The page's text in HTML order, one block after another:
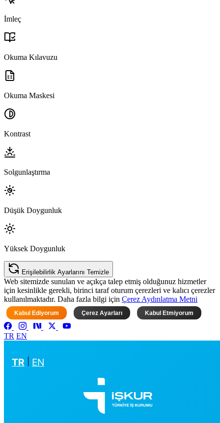
İmleç
Okuma Kılavuzu
Okuma Maskesi
Kontrast
Solgunlaştırma
Düşük Doygunluk
Yüksek Doygunluk
Erişilebilirlik Ayarlarını Temizle
Web sitemizde sunulan ve açıkça talep etmiş olduğunuz hizmetler
için kesinlikle gerekli, birinci taraf oturum çerezleri ve kalıcı çerezler
kullanılmaktadır. Daha fazla bilgi için Çerez Aydınlatma Metni
Kabul Ediyorum Çerez Ayarları Kabul Etmiyorum
TR EN
TR EN